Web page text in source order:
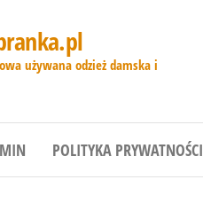
używana odzież damska i
POLITYKA PRYWATNOŚCI